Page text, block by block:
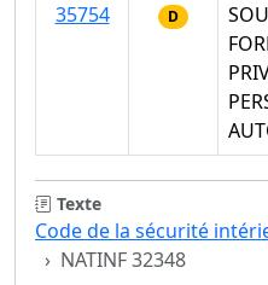
35754
D
Texte
Code de la sécurité
NATINF 32348